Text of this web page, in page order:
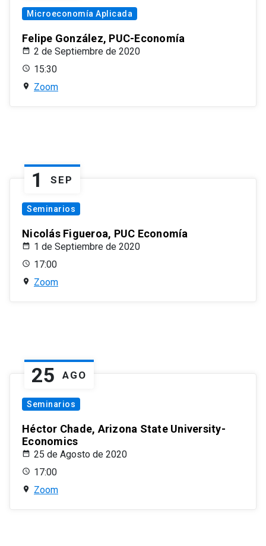
Microeconomía Aplicada
Felipe González, PUC-Economía
2 de Septiembre de 2020
15:30
Zoom
1 SEP
Seminarios
Nicolás Figueroa, PUC Economía
1 de Septiembre de 2020
17:00
Zoom
25 AGO
Seminarios
Héctor Chade, Arizona State University-
Economics
25 de Agosto de 2020
17:00
Zoom